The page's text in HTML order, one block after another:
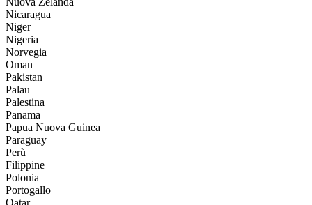
Nicaragua
Niger
Nigeria
Norvegia
Oman
Pakistan
Palau
Palestina
Panama
Papua Nuova Guinea
Paraguay
Perù
Filippine
Polonia
Portogallo
Qatar